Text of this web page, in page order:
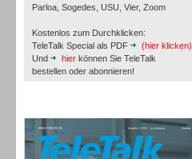
Parloa, Sogedes, USU, Vier, Zoom
Kostenlos zum Durchklicken:
TeleTalk Special als PDF
(hier klicken)
Und
hier können Sie TeleTalk
bestellen oder abonnieren!